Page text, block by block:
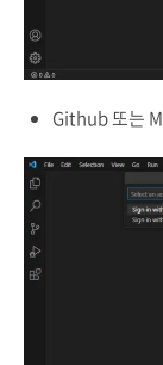
Github 또는